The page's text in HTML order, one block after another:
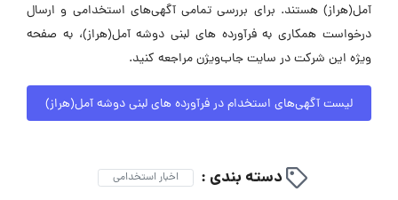
آمل(هراز) هستند. برای بررسی تمامی آگهی‌های استخدامی و ارسال
درخواست همکاری به فرآورده های لبنی دوشه آمل(هراز)، به صفحه
ویژه این شرکت در سایت جاب‌ویژن مراجعه کنید.
لیست آگهی‌های استخدام در فرآورده های لبنی دوشه آمل(هراز)
دسته بندی : اخبار استخدامی